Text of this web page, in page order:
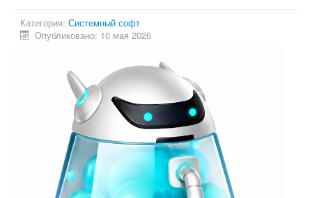
Инструкции
Конференция
Системные программы
Категория: Системный софт
Опубликовано: 10 мая 2026